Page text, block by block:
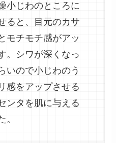
小じわのところに
ると、目元のカサ
モチモチ感がアッ
。シワが深くなっ
いので小じわのう
感をアップさせる
ンタを肌に与える
。